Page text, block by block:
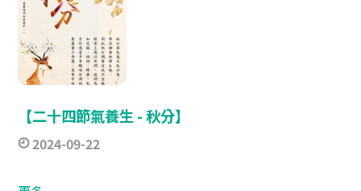
【二十四節氣養生 - 秋分】​
2024-09-22